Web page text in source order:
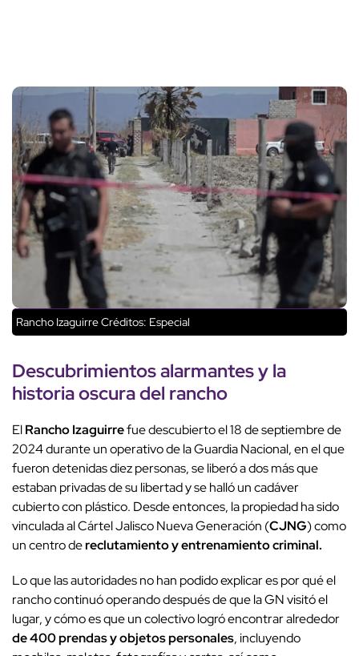
Rancho IzaguirreCréditos: Especial
Descubrimientos alarmantes y la
historia oscura del rancho
ElRancho Izaguirrefue descubierto el 18 de septiembre de
2024 durante un operativo de la Guardia Nacional, en el que
fueron detenidas diez personas, se liberó a dos más que
estaban privadas de su libertad y se halló un cadáver
cubierto con plástico. Desde entonces, la propiedad ha sido
vinculada al Cártel Jalisco Nueva Generación (CJNG) como
un centro dereclutamiento y entrenamiento criminal.
Lo que las autoridades no han podido explicar es por qué el
rancho continuó operando después de que la GN visitó el
lugar, y cómo es que un colectivo logró encontrar alrededor
de 400 prendas y objetos personales, incluyendo